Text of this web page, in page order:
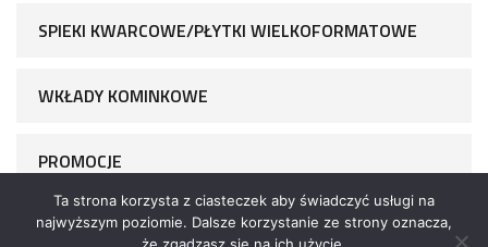
SPIEKI KWARCOWE/PŁYTKI WIELKOFORMATOWE
WKŁADY KOMINKOWE
PROMOCJE
Ta strona korzysta z ciasteczek aby świadczyć usługi na
najwyższym poziomie. Dalsze korzystanie ze strony oznacza,